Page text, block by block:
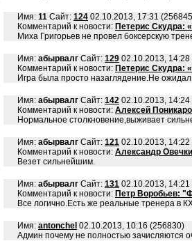
Имя: 11 Сайт: 124 02.10.2013, 17:31
Комментарий к новости: Петерис Скудра:
Миха Григорьев не провел боксерскую
Имя: абырвалг Сайт: 129 02.10.2013,
Комментарий к новости: Петерис Скудра:
Игра была просто назаглядение.Не
Имя: абырвалг Сайт: 142 02.10.2013,
Комментарий к новости: Алексей
Нормальное столкновение,выживает
Имя: абырвалг Сайт: 121 02.10.2013,
Комментарий к новости: Александр
Везет сильнейшим.
Имя: абырвалг Сайт: 131 02.10.2013,
Комментарий к новости: Петр Воробьев:
Все логично.Есть же реальные тренера в
Имя: antonchel 02.10.2013, 10:16 (256830)
Админ почему не полностью зачисляются